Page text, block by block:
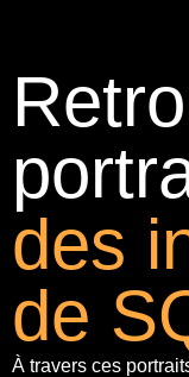
des
de
À travers ces